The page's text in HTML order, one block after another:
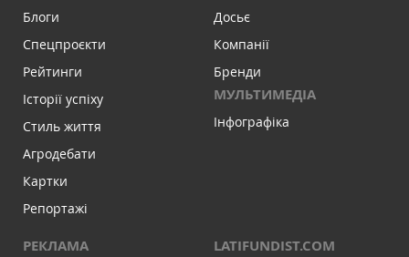
Блоги
Спецпроєкти
Рейтинги
Історії успіху
Стиль життя
Агродебати
Картки
Репортажі
Досьє
Компанії
Бренди
МУЛЬТИМЕДІА
Інфографіка
РЕКЛАМА LATIFUNDIST.COM